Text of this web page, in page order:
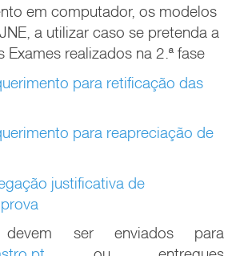
em computador, os modelos
a utilizar caso se pretenda a
Exames realizados na 2.ª fase
para retificação das
para reapreciação de
justificativa de
ser enviados para